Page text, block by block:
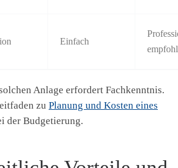
Einfach
Anlage erfordert Fachkenntnis.
zu Planung und Kosten eines
der Budgetierung.